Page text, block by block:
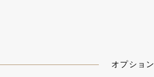
オプション